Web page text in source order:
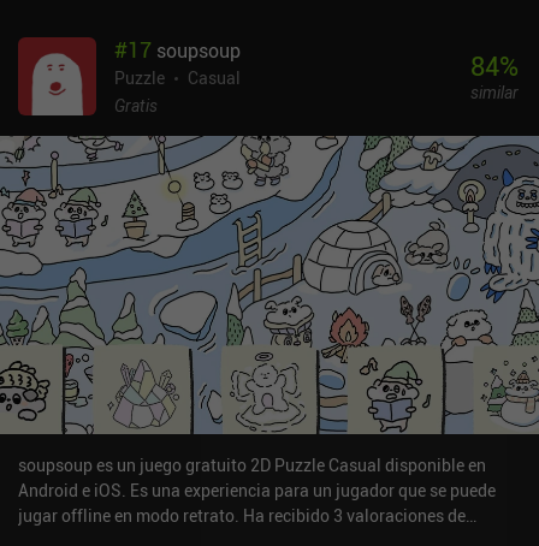
#17 soupsoup
Puzzle
Casual
Gratis
84%
similar
soupsoup es un juego gratuito 2D Puzzle Casual disponible en
Android e iOS. Es una experiencia para un jugador que se puede
jugar offline en modo retrato. Ha recibido 3 valoraciones de